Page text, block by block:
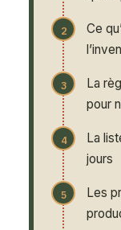
Ce
La
pour
La
jours
Les